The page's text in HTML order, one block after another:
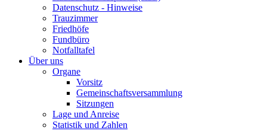
Datenschutz - Hinweise
Trauzimmer
Friedhöfe
Fundbüro
Notfalltafel
Über uns
Organe
Vorsitz
Gemeinschaftsversammlung
Sitzungen
Lage und Anreise
Statistik und Zahlen